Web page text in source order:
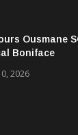
Ousmane
Boniface
2026